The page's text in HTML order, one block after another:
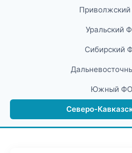
Уральский
Сибирский
Южный ФО
Северо-